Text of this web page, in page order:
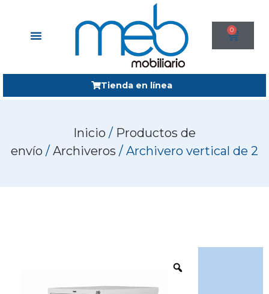
0
Tienda en línea
Inicio / Productos de
envío / Archiveros / Archivero vertical de 2